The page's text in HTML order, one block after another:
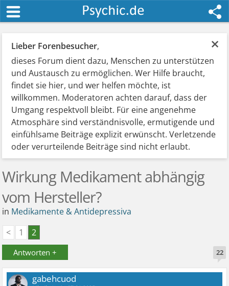
×
Lieber Forenbesucher,
dieses Forum dient dazu, Menschen zu unterstützen
und Austausch zu ermöglichen. Wer Hilfe braucht,
findet sie hier, und wer helfen möchte, ist
willkommen. Moderatoren achten darauf, dass der
Umgang respektvoll bleibt. Für eine angenehme
Atmosphäre sind verständnisvolle, ermutigende und
einfühlsame Beiträge explizit erwünscht. Verletzende
oder verurteilende Beiträge sind nicht erlaubt.
Wirkung Medikament abhängig
vom Hersteller?
in Medikamente & Antidepressiva
<
1 2
Antworten + 22
gabehcuod